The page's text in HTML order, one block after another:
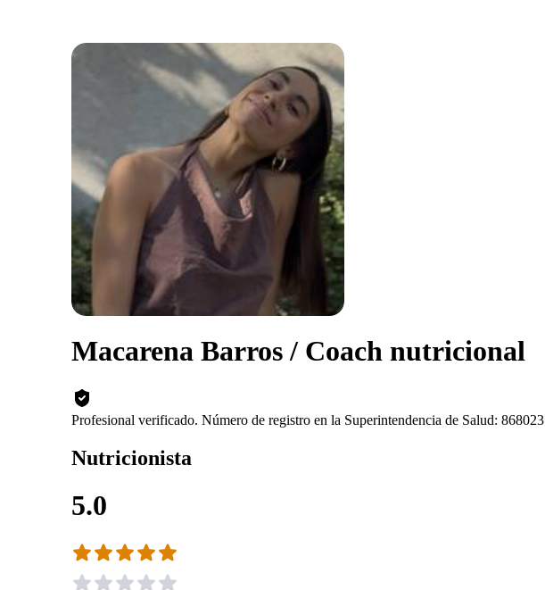
Macarena Barros / Coach nutricional
Profesional verificado. Número de registro en la Superintendencia de Salud: 868023
Nutricionista
5.0